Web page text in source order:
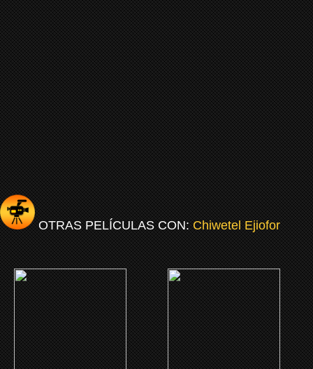
OTRAS PELÍCULAS CON:Chiwetel Ejiofor
(2027)
Children of Blood and
Bone
(2026)
Backrooms